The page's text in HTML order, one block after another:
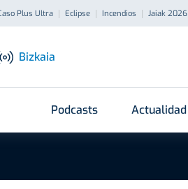
Plus Ultra Eclipse Incendios Jaiak 2026
Bizkaia
Podcasts Actualidad